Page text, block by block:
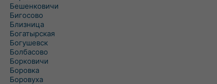
Бешенковичи
Бигосово
Близница
Богатырская
Богушевск
Болбасово
Борковичи
Боровка
Боровуха